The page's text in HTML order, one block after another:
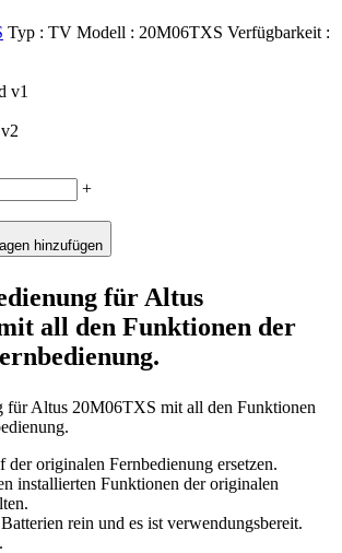
Typ : TV Modell : 20M06TXS Verfügbarkeit :
v1
+
hinzufügen
für Altus
all den Funktionen der
fürAltus 20M06TXS mit all den Funktionen
originalen Fernbedienung ersetzen.
installierten Funktionen der originalen
rein und es ist verwendungsbereit.